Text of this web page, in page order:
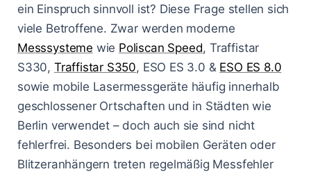
ein Einspruch sinnvoll ist? Diese Frage stellen sich
viele Betroffene. Zwar werden moderne
Messsysteme wie Poliscan Speed, Traffistar
S330, Traffistar S350, ESO ES 3.0 & ESO ES 8.0
sowie mobile Lasermessgeräte häufig innerhalb
geschlossener Ortschaften und in Städten wie
Berlin verwendet – doch auch sie sind nicht
fehlerfrei. Besonders bei mobilen Geräten oder
Blitzeranhängern treten regelmäßig Messfehler